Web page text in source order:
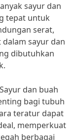
sayur dan
tepat untuk
serat,
sayur dan
dibutuhkan
dan buah
bagi tubuh
teratur dapat
memperkuat
berbagai